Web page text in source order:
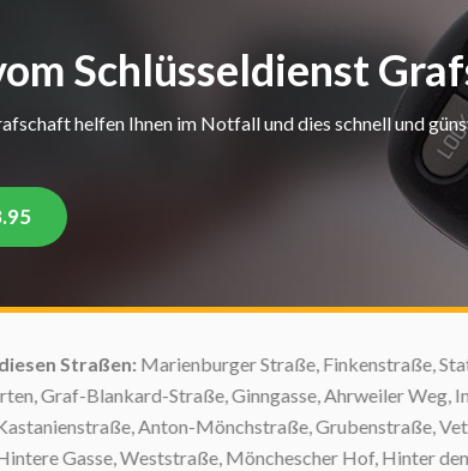
Schlüsseldienst
helfen Ihnen im Notfall und dies schnell und
Straßen:Marienburger Straße, Finkenstraße,
Graf-Blankard-Straße, Ginngasse, Ahrweiler Weg,
Anton-Mönchstraße, Grubenstraße,
Gasse, Weststraße, Mönchescher Hof, Hinter